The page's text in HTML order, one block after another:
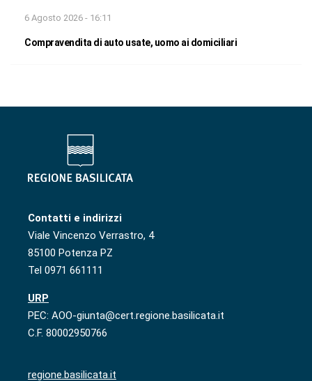
6 Agosto 2026 - 16:11
Compravendita di auto usate, uomo ai domiciliari
Contatti e indirizzi
Viale Vincenzo Verrastro, 4
85100 Potenza PZ
Tel 0971 661111
URP
PEC: AOO-giunta@cert.regione.basilicata.it
C.F. 80002950766
regione.basilicata.it